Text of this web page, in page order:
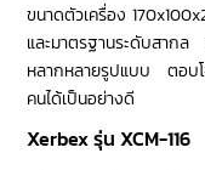
ขนาดตัวเครื่อง
และมาตรฐานระดับสากล
หลากหลายรูปแบบ ตอบโ
คนได้เป็นอย่างดี
Xerbex รุ่น XCM-116